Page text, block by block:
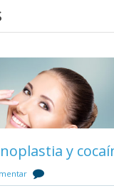
y
recuperación
operación de
tras la